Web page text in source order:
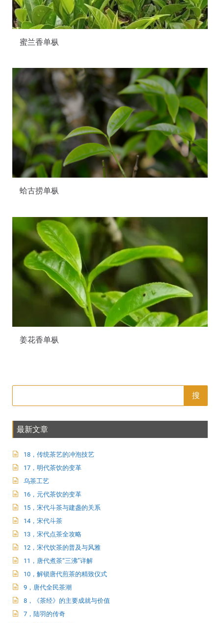
蜜兰香单枞
蛤古捞单枞
姜花香单枞
搜
最新文章
18，传统茶艺的冲泡技艺
17，明代茶饮的变革
乌茶工艺
16，元代茶饮的变革
15，宋代斗茶与建盏的关系
14，宋代斗茶
13，宋代点茶全攻略
12，宋代饮茶的普及与风雅
11，唐代煮茶“三沸”详解
10，解锁唐代煎茶的精致仪式
9，唐代全民茶潮
8，《茶经》的主要成就与价值
7，陆羽的传奇